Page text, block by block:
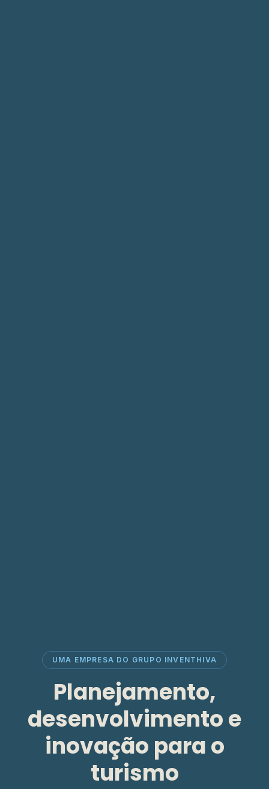
UMA EMPRESA DO GRUPO INVENTHIVA
Planejamento,
desenvolvimento e
inovação para o
turismo